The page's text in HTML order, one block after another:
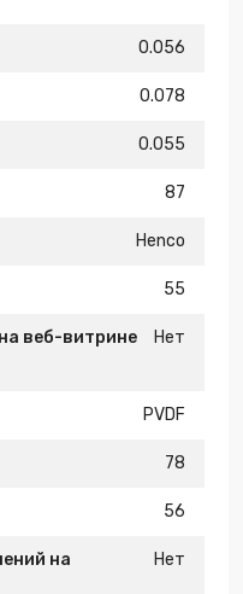
0.056
0.078
0.055
87
Henco
55
веб-витрине
Нет
PVDF
78
56
на
Нет